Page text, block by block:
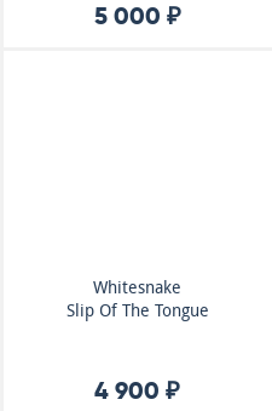
5 000 ₽
Whitesnake
Slip Of The Tongue
4 900 ₽